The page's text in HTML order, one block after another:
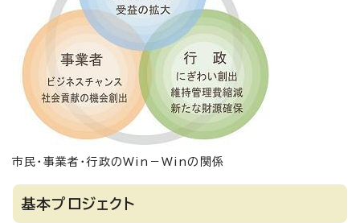
市民・事業者・行政のWin－Winの関係
基本プロジェクト